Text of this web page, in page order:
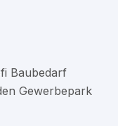
Baubedarf
Gewerbepark